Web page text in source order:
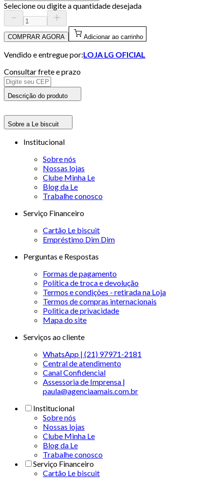
Selecione ou digite a quantidade desejada
COMPRAR AGORA Adicionar ao carrinho
Vendido e entregue por:LOJA LG OFICIAL
Consultar frete e prazo
Descrição do produto
Sobre a Le biscuit
Institucional
Sobre nós
Nossas lojas
Clube Minha Le
Blog da Le
Trabalhe conosco
Serviço Financeiro
Cartão Le biscuit
Empréstimo Dim Dim
Perguntas e Respostas
Formas de pagamento
Política de troca e devolução
Termos e condições - retirada na Loja
Termos de compras internacionais
Politica de privacidade
Mapa do site
Serviços ao cliente
WhatsApp | (21) 97971-2181
Central de atendimento
Canal Confidencial
Assessoria de Imprensa |
paula@agenciaamais.com.br
Institucional
Sobre nós
Nossas lojas
Clube Minha Le
Blog da Le
Trabalhe conosco
Serviço Financeiro
Cartão Le biscuit